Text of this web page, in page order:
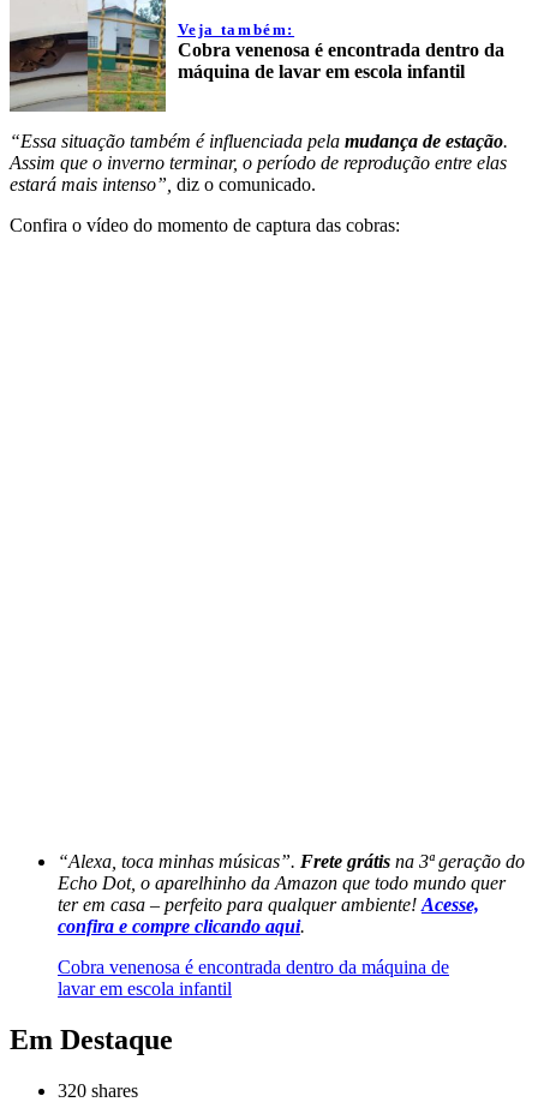
Veja também:
Cobra venenosa é encontrada dentro da
máquina de lavar em escola infantil
“Essa situação também é influenciada pela mudança de estação.
Assim que o inverno terminar, o período de reprodução entre elas
estará mais intenso”, diz o comunicado.
Confira o vídeo do momento de captura das cobras:
“Alexa, toca minhas músicas”. Frete grátis na 3ª geração do
Echo Dot, o aparelhinho da Amazon que todo mundo quer
ter em casa – perfeito para qualquer ambiente! Acesse,
confira e compre clicando aqui.
Cobra venenosa é encontrada dentro da máquina de
lavar em escola infantil
Em Destaque
320 shares